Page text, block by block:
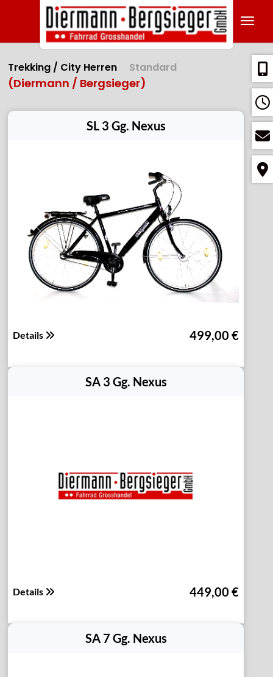
Trekking / City Herren Standard
(Diermann / Bergsieger)
SL 3 Gg. Nexus
Details 499,00 €
SA 3 Gg. Nexus
Details 449,00 €
SA 7 Gg. Nexus